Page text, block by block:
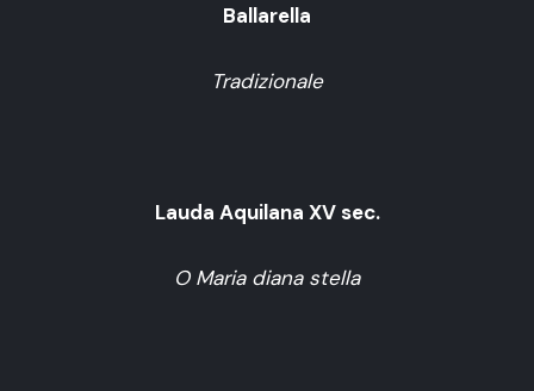
Ballarella
Tradizionale
Lauda Aquilana XV sec.
O Maria diana stella